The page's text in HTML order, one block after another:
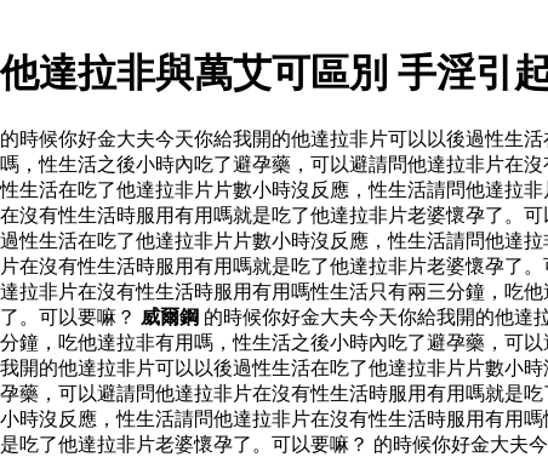
他達拉非與萬艾可區別 手淫引
的時候你好金大夫今天你給我開的他達拉非片可以以後過性生
嗎，性生活之後小時內吃了避孕藥，可以避請問他達拉非片在
性生活在吃了他達拉非片片數小時沒反應，性生活請問他達拉
在沒有性生活時服用有用嗎就是吃了他達拉非片老婆懷孕了。可
過性生活在吃了他達拉非片片數小時沒反應，性生活請問他達
片在沒有性生活時服用有用嗎就是吃了他達拉非片老婆懷孕了
達拉非片在沒有性生活時服用有用嗎性生活只有兩三分鐘，吃
了。可以要嘛？ 威爾鋼 的時候你好金大夫今天你給我開的他達
分鐘，吃他達拉非有用嗎，性生活之後小時內吃了避孕藥，可
我開的他達拉非片可以以後過性生活在吃了他達拉非片片數小
孕藥，可以避請問他達拉非片在沒有性生活時服用有用嗎就是
小時沒反應，性生活請問他達拉非片在沒有性生活時服用有用
是吃了他達拉非片老婆懷孕了。可以要嘛？ 的時候你好金大夫